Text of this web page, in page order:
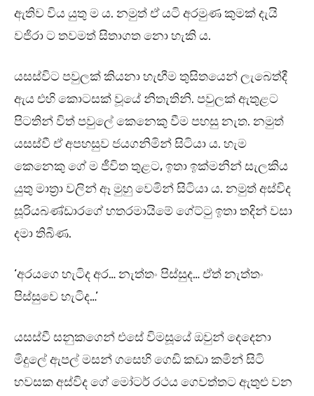
ඇතිව විය යුතු ම ය. නමුත් ඒ යටි අරමුණ කුමක් දැයි
වජිරා ට තවමත් සිතාගත නො හැකි ය.
යසස්විට පවුලක් කියනා හැඟීම තුසිතයෙන් ලැබෙත්දී
ඇය එහි කොටසක් වූයේ නිතැතිනි. පවුලක් ඇතුළට
පිටතින් විත් පවුලේ කෙනෙකු වීම පහසු නැත. නමුත්
යසස්වී ඒ අපහසුව ජයගනිමින් සිටියා ය. හැම
කෙනෙකු ගේ ම ජීවිත තුළට, ඉතා ඉක්මනින් සැලකිය
යුතු මාත්‍රා වලින් ඈ මුහු වෙමින් සිටියා ය. නමුත් අස්විද
සූරියබණ්ඩාරගේ හතරමායිමේ ගේට්ටු ඉතා තදින් වසා
දමා තිබිණ.
‘අරයගෙ හැටිද අර… නැත්තං පිස්සුද… ඒත් නැත්තං
පිස්සුවෙ හැටිද…’
යසස්වී සනුකගෙන් එසේ විමසූයේ ඔවුන් දෙදෙනා
මිදුලේ ඇපල් මසන් ගසෙහි ගෙඩි කඩා කමින් සිටි
හවසක අස්විද ගේ මෝටර් රථය ගෙවත්තට ඇතුළු වන